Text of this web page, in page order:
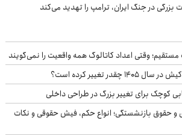
در جنگ ایران، ترامپ را تهدید می‌کند
وقتی اعداد کاتالوگ همه واقعیت را نمی‌گویند
تغییر کرده است؟
کوچک برای تغییر بزرگ در طراحی داخلی
و حقوق بازنشستگی؛ انواع حکم، فیش حقوقی و نکات